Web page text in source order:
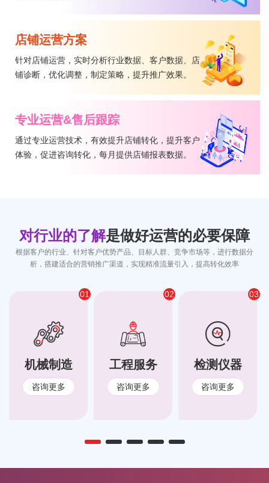
店铺运营方案
针对店铺运营，实时分析行业数据、客户数据、店
铺诊断，优化调整，制定策略，提升推广效果。
专业运营&售后跟踪
通过专业运营技术，有效提升店铺转化，提升客户
体验，促进咨询转化，每月提供店铺报表数据。
对行业的了解是做好运营的必要保障
根据客户的行业、针对客户优势产品、目标人群、竞争市场等，进行数据分
析，搭建适合的营销推广渠道，实现精准流量引入，提高转化效率
01
机械制造
咨询更多
02
工程服务
咨询更多
03
检测仪器
咨询更多